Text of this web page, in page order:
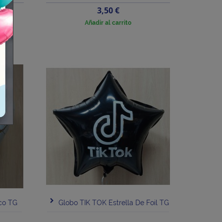
Precio
3,50 €
Añadir al carrito
TG Globo TIK TOK Estrella De Foil TG